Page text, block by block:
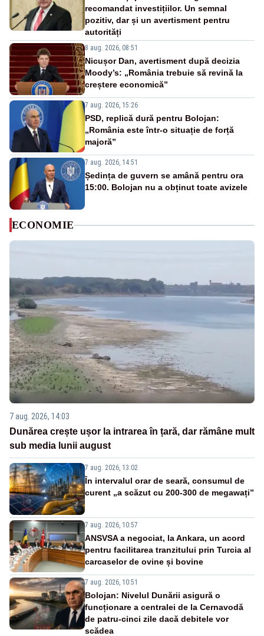
recomandat investițiilor. Un semnal
pozitiv, dar și un avertisment pentru
autorități
8 aug. 2026, 08:51
Nicușor Dan, avertisment după decizia
Moody’s: „România trebuie să revină la
creștere economică”
7 aug. 2026, 15:26
PSD, replică dură pentru Bolojan:
„România este într-o situație de forță
majoră”
7 aug. 2026, 14:51
Ședința de guvern se amână pentru ora
15:00. Bolojan nu a obținut toate avizele
ECONOMIE
7 aug. 2026, 14:03
Dunărea crește ușor la intrarea în țară, dar rămâne mult
sub media lunii august
7 aug. 2026, 13:02
În intervalul orar de seară, consumul de
curent „a scăzut cu 200-300 de megawați”
7 aug. 2026, 10:57
ANSVSA a negociat, la Ankara, un acord
pentru facilitarea tranzitului prin Turcia al
carcaselor de ovine și bovine
7 aug. 2026, 10:51
Bolojan: Nivelul Dunării asigură o
funcționare a centralei de la Cernavodă
de patru-cinci zile dacă debitele vor
scădea